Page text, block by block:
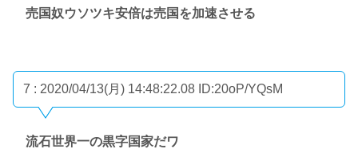
売国奴ウソツキ安倍は売国を加速させる
7 : 2020/04/13(月) 14:48:22.08 ID:20oP/YQsM
流石世界一の黒字国家だワ